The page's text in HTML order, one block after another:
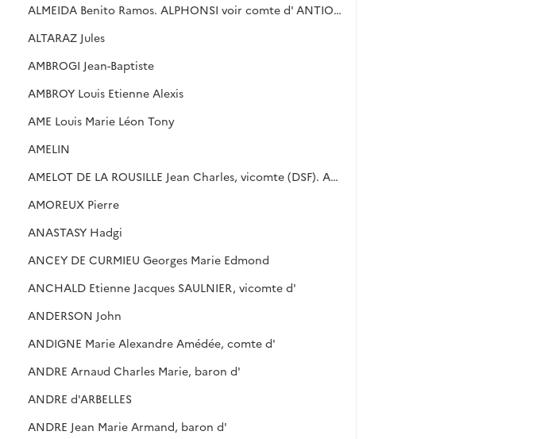
ALMEIDA Benito Ramos. ALPHONSI voir comte d' ANTIOCHE
ALTARAZ Jules
AMBROGI Jean-Baptiste
AMBROY Louis Etienne Alexis
AME Louis Marie Léon Tony
AMELIN
AMELOT DE LA ROUSILLE Jean Charles, vicomte (DSF). AMELOT, voir comte de CHAILLOU. AMIRALLY V, cf. DERCHE
AMOREUX Pierre
ANASTASY Hadgi
ANCEY DE CURMIEU Georges Marie Edmond
ANCHALD Etienne Jacques SAULNIER, vicomte d'
ANDERSON John
ANDIGNE Marie Alexandre Amédée, comte d'
ANDRE Arnaud Charles Marie, baron d'
ANDRE d'ARBELLES
ANDRE Jean Marie Armand, baron d'